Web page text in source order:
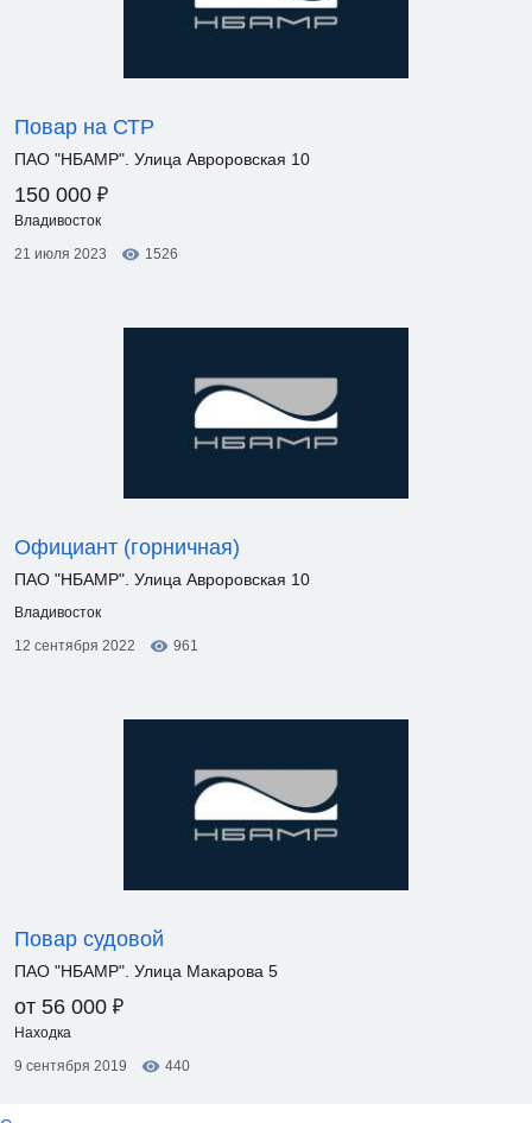
Повар на СТР
ПАО "НБАМР". Улица Авроровская 10
150 000 ₽
Владивосток
21 июля 2023
1526
Официант (горничная)
ПАО "НБАМР". Улица Авроровская 10
Владивосток
12 сентября 2022
961
Повар судовой
ПАО "НБАМР". Улица Макарова 5
от 56 000 ₽
Находка
9 сентября 2019
440